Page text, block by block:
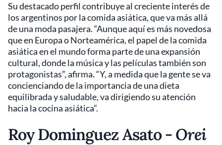
Su destacado perfil contribuye al creciente interés de
los argentinos por la comida asiática, que va más allá
de una moda pasajera. “Aunque aquí es más novedosa
que en Europa o Norteamérica, el papel de la comida
asiática en el mundo forma parte de una expansión
cultural, donde la música y las películas también son
protagonistas”, afirma. “Y, a medida que la gente se va
concienciando de la importancia de una dieta
equilibrada y saludable, va dirigiendo su atención
hacia la cocina asiática”.
Roy Dominguez Asato -Orei